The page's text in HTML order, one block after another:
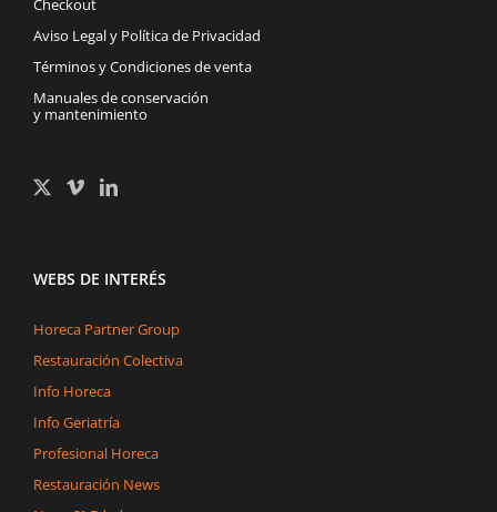
Checkout
Aviso Legal y Política de Privacidad
Términos y Condiciones de venta
Manuales de conservación
y mantenimiento
WEBS DE INTERÉS
Horeca Partner Group
Restauración Colectiva
Info Horeca
Info Geriatría
Profesional Horeca
Restauración News